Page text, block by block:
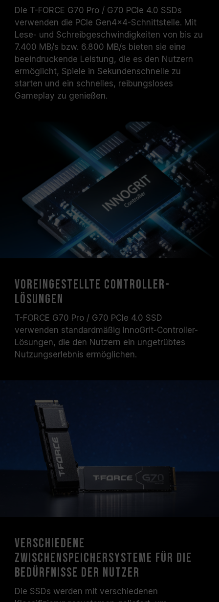
Die T-FORCE G70 Pro / G70 PCIe 4.0 SSDs
verwenden die PCIe Gen4x4-Schnittstelle. Mit
Lese- und Schreibgeschwindigkeiten von bis zu
7.400 MB/s bzw. 6.800 MB/s bieten sie eine
beeindruckende Leistung, die es den Nutzern
ermöglicht, Spiele in Sekundenschnelle zu
starten und ein schnelles, reibungsloses
Gameplay zu genießen.
Voreingestellte Controller-
Lösungen
T-FORCE G70 Pro / G70 PCIe 4.0 SSD
verwenden standardmäßig InnoGrit-Controller-
Lösungen, die den Nutzern ein ungetrübtes
Nutzungserlebnis ermöglichen.
Verschiedene
Zwischenspeichersysteme für die
Bedürfnisse der Nutzer
Die SSDs werden mit verschiedenen